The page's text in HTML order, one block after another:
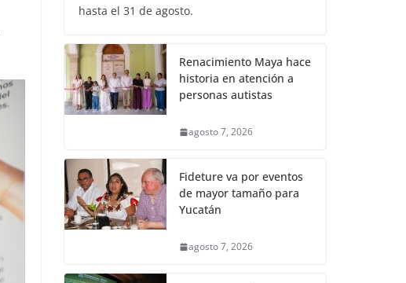
hasta el 31 de agosto.
Renacimiento Maya hace
historia en atención a
personas autistas
agosto 7, 2026
Fideture va por eventos
de mayor tamaño para
Yucatán
agosto 7, 2026